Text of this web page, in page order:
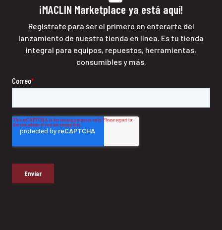
¡MACLIN Marketplace ya está aquí!
Regístrate para ser el primero en enterarte del
lanzamiento de nuestra tienda en línea. Es tu tienda
integral para equipos, repuestos, herramientas,
consumibles y más.